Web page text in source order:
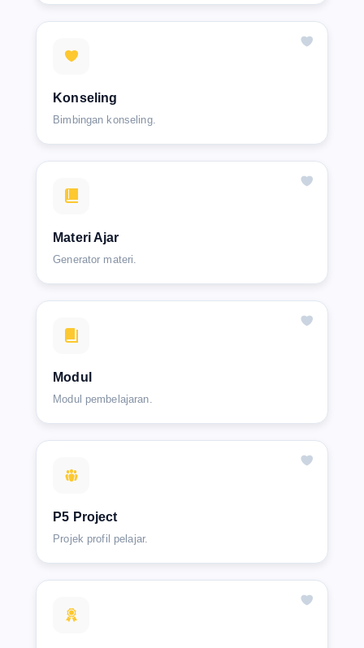
Konseling
Bimbingan konseling.
Materi Ajar
Generator materi.
Modul
Modul pembelajaran.
P5 Project
Projek profil pelajar.